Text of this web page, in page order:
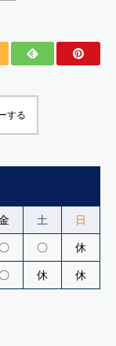
する
土 日
〇 〇 休
〇 休 休